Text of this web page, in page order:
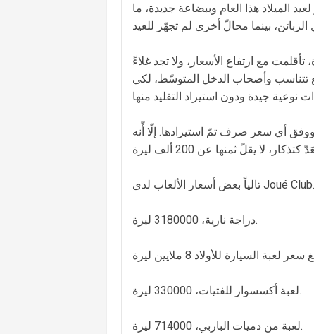
الميلاد هذا العام وببضاعة جديدة، ما
مع ارتفاع الأسعار، ولا تجد غلاءً
تتناسب وأصحاب الدخل المتوسّط، لكي
ووفق أي سعر صرف تمّ استيرادها. إلّا أّنه
تالياً بعض أسعار الألعاب لدى Joué Club.
دراجة نارية، 3180000 ليرة.
لعبة أكسسوار للفتيات، 330000 ليرة.
لعبة من دميات الباربي، 714000 ليرة.